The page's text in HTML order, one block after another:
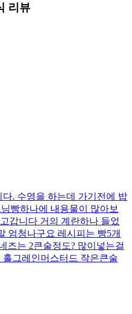
리뷰
. 수영을 하는데 가기전에 밥
빵하나에 내용물이 많아보
갑니다 거의 계란하나 들었
엄청나구요 레시피는 빵5개
즈는 2큰술정도? 많이넣는걸
그레인머스터드 작은큰술